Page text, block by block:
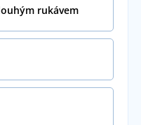
rukávem